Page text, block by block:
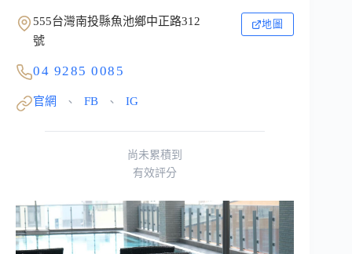
555台灣南投縣魚池鄉中正路312
號
地圖
04 9285 0085
官網 、 FB 、 IG
尚未累積到
有效評分